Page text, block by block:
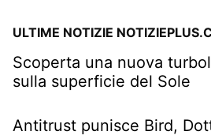
ULTIME NOTIZIE
Scoperta una nuova
sulla superficie del Sole
Antitrust punisce Bird,